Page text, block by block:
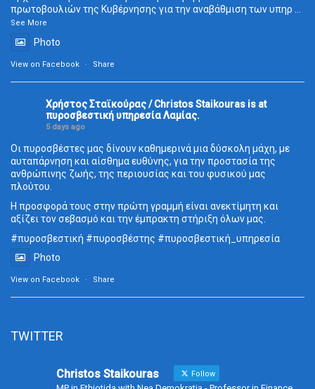
πρωτοβουλιών της Κυβέρνησης για την αναβάθμιση των υπηρ
See More
Photo
View on Facebook · Share
Χρήστος Σταϊκούρας / Christos Staikouras is at
πυροσβεστική υπηρεσία Λαμίας.
5 days ago
Οι πυροσβέστες μας δίνουν καθημερινά μια δύσκολη μάχη, με
αυταπάρνηση και αίσθημα ευθύνης, για την προστασία της
ανθρώπινης ζωής, της περιουσίας και του φυσικού μας
πλούτου.
Η προσφορά τους στην πρώτη γραμμή είναι ανεκτίμητη και
αξίζει τον σεβασμό και την έμπρακτη στήριξη όλων μας.
#πυροσβεστική #πυροσβέστης #πυροσβεστική_ υπηρεσία
Photo
View on Facebook · Share
TWITTER
Christos Staikouras Follow